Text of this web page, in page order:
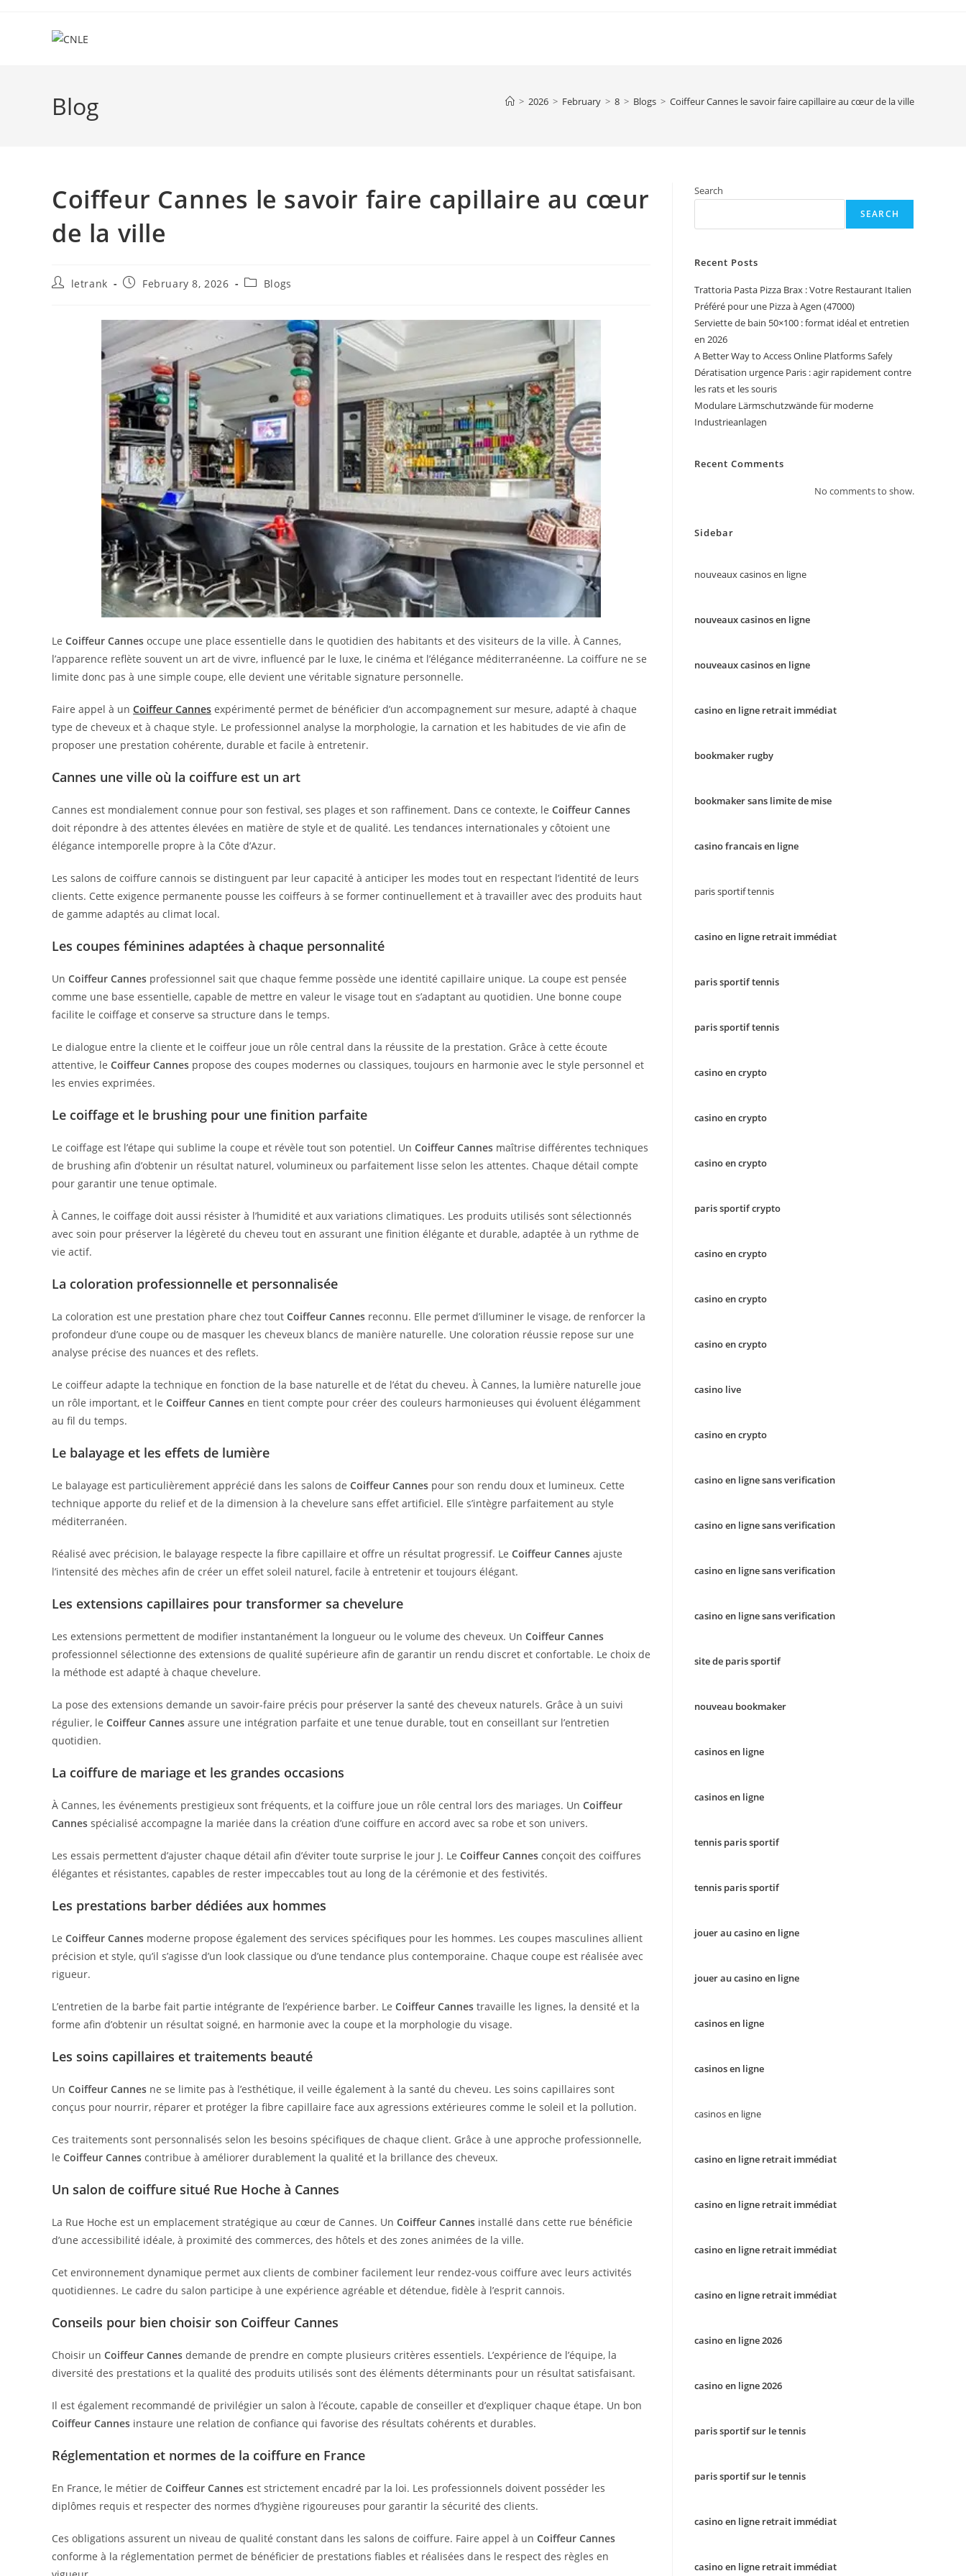
Blog > 2026 > February > 8 > Blogs > Coiffeur Cannes le savoir faire capillaire au cœur de la ville
Coiffeur Cannes le savoir faire capillaire au cœur
de la ville
Postletrank
PostFebruary 8, 2026
PostBlogs
Le Coiffeur Cannes occupe une place essentielle dans le quotidien des habitants et des visiteurs de la ville. À Cannes,
l’apparence reflète souvent un art de vivre, influencé par le luxe, le cinéma et l’élégance méditerranéenne. La coiffure ne se
limite donc pas à une simple coupe, elle devient une véritable signature personnelle.
Faire appel à un Coiffeur Cannes expérimenté permet de bénéficier d’un accompagnement sur mesure, adapté à chaque
type de cheveux et à chaque style. Le professionnel analyse la morphologie, la carnation et les habitudes de vie afin de
proposer une prestation cohérente, durable et facile à entretenir.
Cannes une ville où la coiffure est un art
Cannes est mondialement connue pour son festival, ses plages et son raffinement. Dans ce contexte, le Coiffeur Cannes
doit répondre à des attentes élevées en matière de style et de qualité. Les tendances internationales y côtoient une
élégance intemporelle propre à la Côte d’Azur.
Les salons de coiffure cannois se distinguent par leur capacité à anticiper les modes tout en respectant l’identité de leurs
clients. Cette exigence permanente pousse les coiffeurs à se former continuellement et à travailler avec des produits haut
de gamme adaptés au climat local.
Les coupes féminines adaptées à chaque personnalité
Un Coiffeur Cannes professionnel sait que chaque femme possède une identité capillaire unique. La coupe est pensée
comme une base essentielle, capable de mettre en valeur le visage tout en s’adaptant au quotidien. Une bonne coupe
facilite le coiffage et conserve sa structure dans le temps.
Le dialogue entre la cliente et le coiffeur joue un rôle central dans la réussite de la prestation. Grâce à cette écoute
attentive, le Coiffeur Cannes propose des coupes modernes ou classiques, toujours en harmonie avec le style personnel et
les envies exprimées.
Le coiffage et le brushing pour une finition parfaite
Le coiffage est l’étape qui sublime la coupe et révèle tout son potentiel. Un Coiffeur Cannes maîtrise différentes techniques
de brushing afin d’obtenir un résultat naturel, volumineux ou parfaitement lisse selon les attentes. Chaque détail compte
pour garantir une tenue optimale.
À Cannes, le coiffage doit aussi résister à l’humidité et aux variations climatiques. Les produits utilisés sont sélectionnés
avec soin pour préserver la légèreté du cheveu tout en assurant une finition élégante et durable, adaptée à un rythme de
vie actif.
La coloration professionnelle et personnalisée
La coloration est une prestation phare chez tout Coiffeur Cannes reconnu. Elle permet d’illuminer le visage, de renforcer la
profondeur d’une coupe ou de masquer les cheveux blancs de manière naturelle. Une coloration réussie repose sur une
analyse précise des nuances et des reflets.
Le coiffeur adapte la technique en fonction de la base naturelle et de l’état du cheveu. À Cannes, la lumière naturelle joue
un rôle important, et le Coiffeur Cannes en tient compte pour créer des couleurs harmonieuses qui évoluent élégamment
au fil du temps.
Le balayage et les effets de lumière
Le balayage est particulièrement apprécié dans les salons de Coiffeur Cannes pour son rendu doux et lumineux. Cette
technique apporte du relief et de la dimension à la chevelure sans effet artificiel. Elle s’intègre parfaitement au style
méditerranéen.
Réalisé avec précision, le balayage respecte la fibre capillaire et offre un résultat progressif. Le Coiffeur Cannes ajuste
l’intensité des mèches afin de créer un effet soleil naturel, facile à entretenir et toujours élégant.
Les extensions capillaires pour transformer sa chevelure
Les extensions permettent de modifier instantanément la longueur ou le volume des cheveux. Un Coiffeur Cannes
professionnel sélectionne des extensions de qualité supérieure afin de garantir un rendu discret et confortable. Le choix de
la méthode est adapté à chaque chevelure.
La pose des extensions demande un savoir-faire précis pour préserver la santé des cheveux naturels. Grâce à un suivi
régulier, le Coiffeur Cannes assure une intégration parfaite et une tenue durable, tout en conseillant sur l’entretien
quotidien.
La coiffure de mariage et les grandes occasions
À Cannes, les événements prestigieux sont fréquents, et la coiffure joue un rôle central lors des mariages. Un Coiffeur
Cannes spécialisé accompagne la mariée dans la création d’une coiffure en accord avec sa robe et son univers.
Les essais permettent d’ajuster chaque détail afin d’éviter toute surprise le jour J. Le Coiffeur Cannes conçoit des coiffures
élégantes et résistantes, capables de rester impeccables tout au long de la cérémonie et des festivités.
Les prestations barber dédiées aux hommes
Le Coiffeur Cannes moderne propose également des services spécifiques pour les hommes. Les coupes masculines allient
précision et style, qu’il s’agisse d’un look classique ou d’une tendance plus contemporaine. Chaque coupe est réalisée avec
rigueur.
L’entretien de la barbe fait partie intégrante de l’expérience barber. Le Coiffeur Cannes travaille les lignes, la densité et la
forme afin d’obtenir un résultat soigné, en harmonie avec la coupe et la morphologie du visage.
Les soins capillaires et traitements beauté
Un Coiffeur Cannes ne se limite pas à l’esthétique, il veille également à la santé du cheveu. Les soins capillaires sont
conçus pour nourrir, réparer et protéger la fibre capillaire face aux agressions extérieures comme le soleil et la pollution.
Ces traitements sont personnalisés selon les besoins spécifiques de chaque client. Grâce à une approche professionnelle,
le Coiffeur Cannes contribue à améliorer durablement la qualité et la brillance des cheveux.
Un salon de coiffure situé Rue Hoche à Cannes
La Rue Hoche est un emplacement stratégique au cœur de Cannes. Un Coiffeur Cannes installé dans cette rue bénéficie
d’une accessibilité idéale, à proximité des commerces, des hôtels et des zones animées de la ville.
Cet environnement dynamique permet aux clients de combiner facilement leur rendez-vous coiffure avec leurs activités
quotidiennes. Le cadre du salon participe à une expérience agréable et détendue, fidèle à l’esprit cannois.
Conseils pour bien choisir son Coiffeur Cannes
Choisir un Coiffeur Cannes demande de prendre en compte plusieurs critères essentiels. L’expérience de l’équipe, la
diversité des prestations et la qualité des produits utilisés sont des éléments déterminants pour un résultat satisfaisant.
Il est également recommandé de privilégier un salon à l’écoute, capable de conseiller et d’expliquer chaque étape. Un bon
Coiffeur Cannes instaure une relation de confiance qui favorise des résultats cohérents et durables.
Réglementation et normes de la coiffure en France
En France, le métier de Coiffeur Cannes est strictement encadré par la loi. Les professionnels doivent posséder les
diplômes requis et respecter des normes d’hygiène rigoureuses pour garantir la sécurité des clients.
Ces obligations assurent un niveau de qualité constant dans les salons de coiffure. Faire appel à un Coiffeur Cannes
conforme à la réglementation permet de bénéficier de prestations fiables et réalisées dans le respect des règles en
Search
SEARCH
Recent Posts
Trattoria Pasta Pizza Brax : Votre Restaurant Italien
Préféré pour une Pizza à Agen (47000)
Serviette de bain 50×100 : format idéal et entretien
en 2026
A Better Way to Access Online Platforms Safely
Dératisation urgence Paris : agir rapidement contre
les rats et les souris
Modulare Lärmschutzwände für moderne
Industrieanlagen
Recent Comments
No comments to show.
Sidebar
nouveaux casinos en ligne
nouveaux casinos en ligne
nouveaux casinos en ligne
casino en ligne retrait immédiat
bookmaker rugby
bookmaker sans limite de mise
casino francais en ligne
paris sportif tennis
casino en ligne retrait immédiat
paris sportif tennis
paris sportif tennis
casino en crypto
casino en crypto
casino en crypto
paris sportif crypto
casino en crypto
casino en crypto
casino en crypto
casino live
casino en crypto
casino en ligne sans verification
casino en ligne sans verification
casino en ligne sans verification
casino en ligne sans verification
site de paris sportif
nouveau bookmaker
casinos en ligne
casinos en ligne
tennis paris sportif
tennis paris sportif
jouer au casino en ligne
jouer au casino en ligne
casinos en ligne
casinos en ligne
casinos en ligne
casino en ligne retrait immédiat
casino en ligne retrait immédiat
casino en ligne retrait immédiat
casino en ligne retrait immédiat
casino en ligne 2026
casino en ligne 2026
paris sportif sur le tennis
paris sportif sur le tennis
casino en ligne retrait immédiat
casino en ligne retrait immédiat